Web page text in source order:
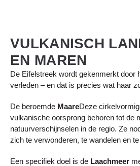
VULKANISCH
EN MAREN
De Eifelstreek wordt gekenmerkt door
verleden – en dat is precies wat haar
De beroemde MaareDeze
vulkanische oorsprong behoren tot de
natuurverschijnselen in de regio. Ze
zich te verwonderen, te wandelen en
Een specifiek doel is de Laachmeer